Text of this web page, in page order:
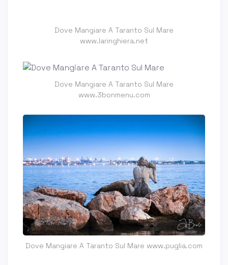
Dove Mangiare A Taranto Sul Mare
www.laringhiera.net
Dove Mangiare A Taranto Sul Mare
www.3bonmenu.com
Dove Mangiare A Taranto Sul Mare www.puglia.com